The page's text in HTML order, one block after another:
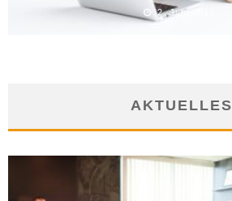
2. Juni 2017
AKTUELLES